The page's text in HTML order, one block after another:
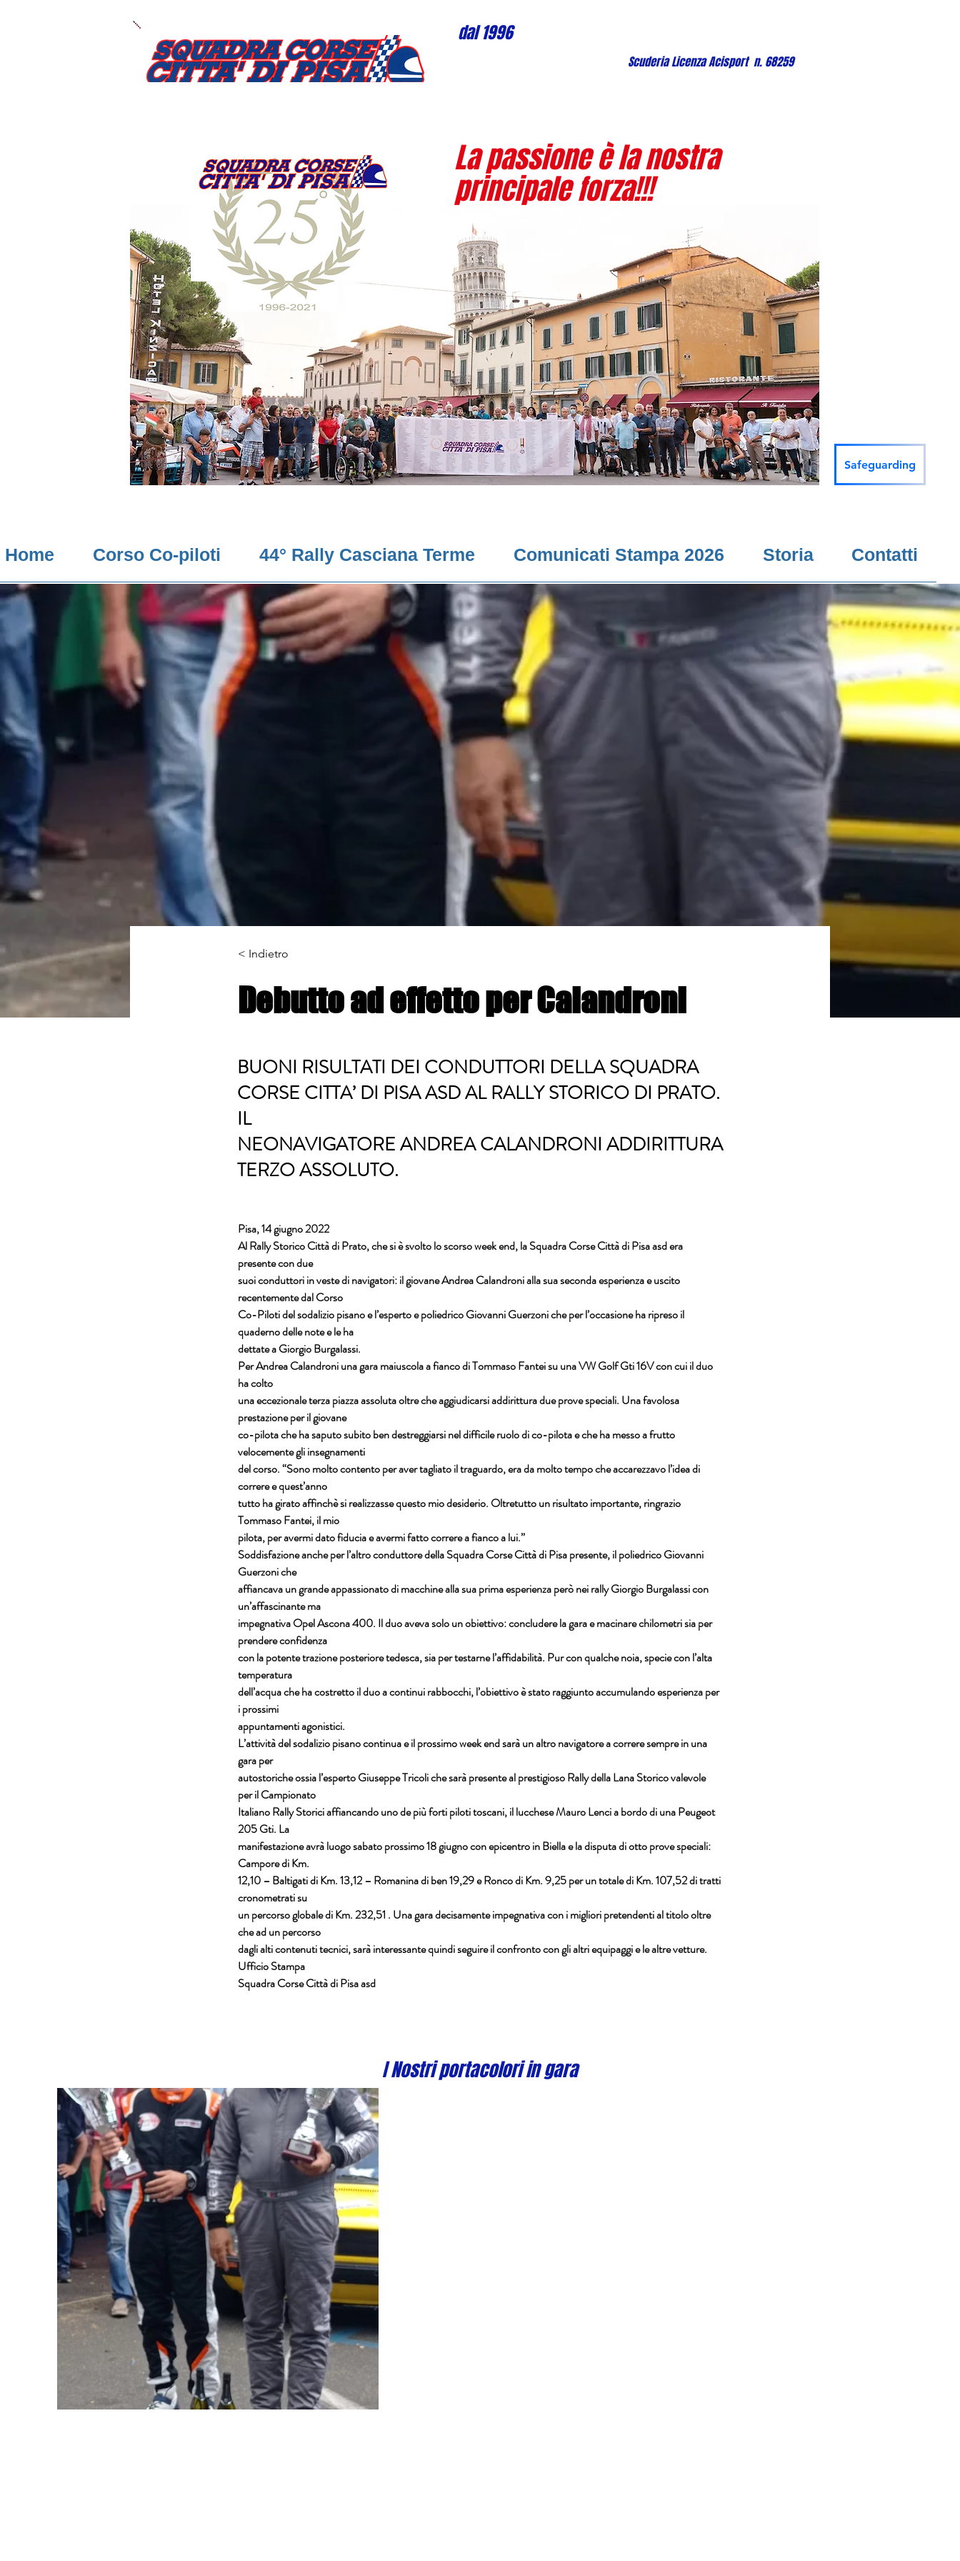
dal 1996
Scuderia Licenza Acisport n. 68259
La passione è la nostra
principale forza!!!
Safeguarding
Home Corso Co-piloti 44° Rally Casciana Terme Comunicati Stampa 2026 Storia Contatti
< Indietro
Debutto ad effetto per Calandroni
BUONI RISULTATI DEI CONDUTTORI DELLA SQUADRA
CORSE CITTA’ DI PISA ASD AL RALLY STORICO DI PRATO.
IL
NEONAVIGATORE ANDREA CALANDRONI ADDIRITTURA
TERZO ASSOLUTO.
Pisa, 14 giugno 2022
Al Rally Storico Città di Prato, che si è svolto lo scorso week end, la Squadra Corse Città di Pisa asd era
presente con due
suoi conduttori in veste di navigatori: il giovane Andrea Calandroni alla sua seconda esperienza e uscito
recentemente dal Corso
Co-Piloti del sodalizio pisano e l’esperto e poliedrico Giovanni Guerzoni che per l’occasione ha ripreso il
quaderno delle note e le ha
dettate a Giorgio Burgalassi.
Per Andrea Calandroni una gara maiuscola a fianco di Tommaso Fantei su una VW Golf Gti 16V con cui il duo
ha colto
una eccezionale terza piazza assoluta oltre che aggiudicarsi addirittura due prove speciali. Una favolosa
prestazione per il giovane
co-pilota che ha saputo subito ben destreggiarsi nel difficile ruolo di co-pilota e che ha messo a frutto
velocemente gli insegnamenti
del corso. “Sono molto contento per aver tagliato il traguardo, era da molto tempo che accarezzavo l’idea di
correre e quest’anno
tutto ha girato affinchè si realizzasse questo mio desiderio. Oltretutto un risultato importante, ringrazio
Tommaso Fantei, il mio
pilota, per avermi dato fiducia e avermi fatto correre a fianco a lui.”
Soddisfazione anche per l’altro conduttore della Squadra Corse Città di Pisa presente, il poliedrico Giovanni
Guerzoni che
affiancava un grande appassionato di macchine alla sua prima esperienza però nei rally Giorgio Burgalassi con
un’affascinante ma
impegnativa Opel Ascona 400. Il duo aveva solo un obiettivo: concludere la gara e macinare chilometri sia per
prendere confidenza
con la potente trazione posteriore tedesca, sia per testarne l’affidabilità. Pur con qualche noia, specie con l’alta
temperatura
dell’acqua che ha costretto il duo a continui rabbocchi, l’obiettivo è stato raggiunto accumulando esperienza per
i prossimi
appuntamenti agonistici.
L’attività del sodalizio pisano continua e il prossimo week end sarà un altro navigatore a correre sempre in una
gara per
autostoriche ossia l’esperto Giuseppe Tricoli che sarà presente al prestigioso Rally della Lana Storico valevole
per il Campionato
Italiano Rally Storici affiancando uno de più forti piloti toscani, il lucchese Mauro Lenci a bordo di una Peugeot
205 Gti. La
manifestazione avrà luogo sabato prossimo 18 giugno con epicentro in Biella e la disputa di otto prove speciali:
Campore di Km.
12,10 – Baltigati di Km. 13,12 – Romanina di ben 19,29 e Ronco di Km. 9,25 per un totale di Km. 107,52 di tratti
cronometrati su
un percorso globale di Km. 232,51 . Una gara decisamente impegnativa con i migliori pretendenti al titolo oltre
che ad un percorso
dagli alti contenuti tecnici, sarà interessante quindi seguire il confronto con gli altri equipaggi e le altre vetture.
Ufficio Stampa
Squadra Corse Città di Pisa asd
I Nostri portacolori in gara